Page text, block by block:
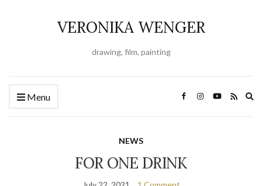
VERONIKA WENGER
drawing, film, painting
Menu
NEWS
FOR ONE DRINK